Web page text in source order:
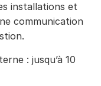
installations et
communication
: jusqu’à 10